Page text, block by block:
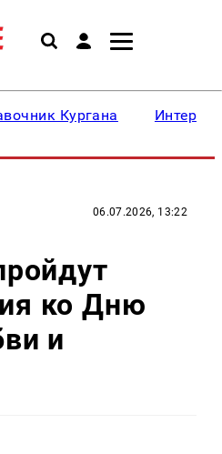
Кургана
06.07.2026, 13:22
ко Дню
и